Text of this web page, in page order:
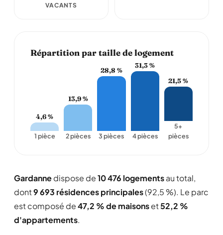
VACANTS
Répartition par taille de logement
4,6 %
1 pièce
13,9 %
2 pièces
28,8 %
3 pièces
31,3 %
4 pièces
21,5 %
5+
pièces
Gardannedispose de10 476 logementsau total,
dont9 693 résidences principales(92,5 %). Le parc
est composé de47,2 % de maisonset52,2 %
d'appartements.